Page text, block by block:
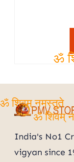
India's No1
vigyan since
ॐ
शिवम् नमस्तुते
ॐ शिवम्